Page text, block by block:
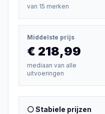
van 15 merken
Middelste prijs
€ 218,99
mediaan van alle
uitvoeringen
⚪ Stabiele prijzen